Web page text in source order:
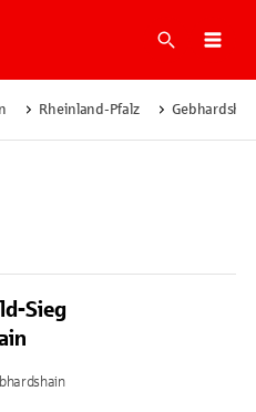
Suche
Rheinland-Pfalz
Sieg